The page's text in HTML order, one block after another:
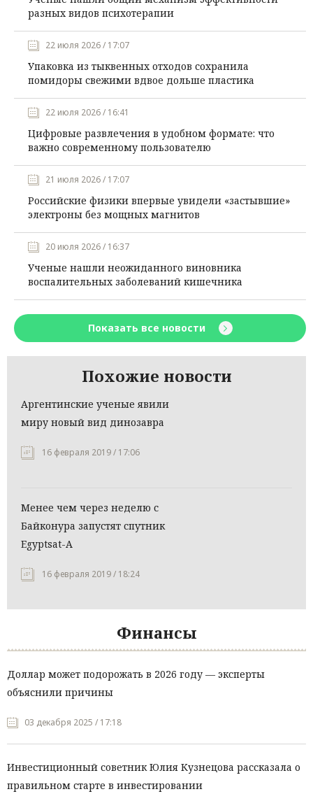
разных видов психотерапии
22 июля 2026 / 17:07
Упаковка из тыквенных отходов сохранила
помидоры свежими вдвое дольше пластика
22 июля 2026 / 16:41
Цифровые развлечения в удобном формате: что
важно современному пользователю
21 июля 2026 / 17:07
Российские физики впервые увидели «застывшие»
электроны без мощных магнитов
20 июля 2026 / 16:37
Ученые нашли неожиданного виновника
воспалительных заболеваний кишечника
Показать все новости
Похожие новости
Аргентинские ученые явили
миру новый вид динозавра
16 февраля 2019 / 17:06
Менее чем через неделю с
Байконура запустят спутник
Egyptsat-A
16 февраля 2019 / 18:24
Финансы
Доллар может подорожать в 2026 году — эксперты
объяснили причины
03 декабря 2025 / 17:18
Инвестиционный советник Юлия Кузнецова рассказала о
правильном старте в инвестировании